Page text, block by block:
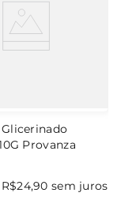
Provanza
R$24,90 sem juros